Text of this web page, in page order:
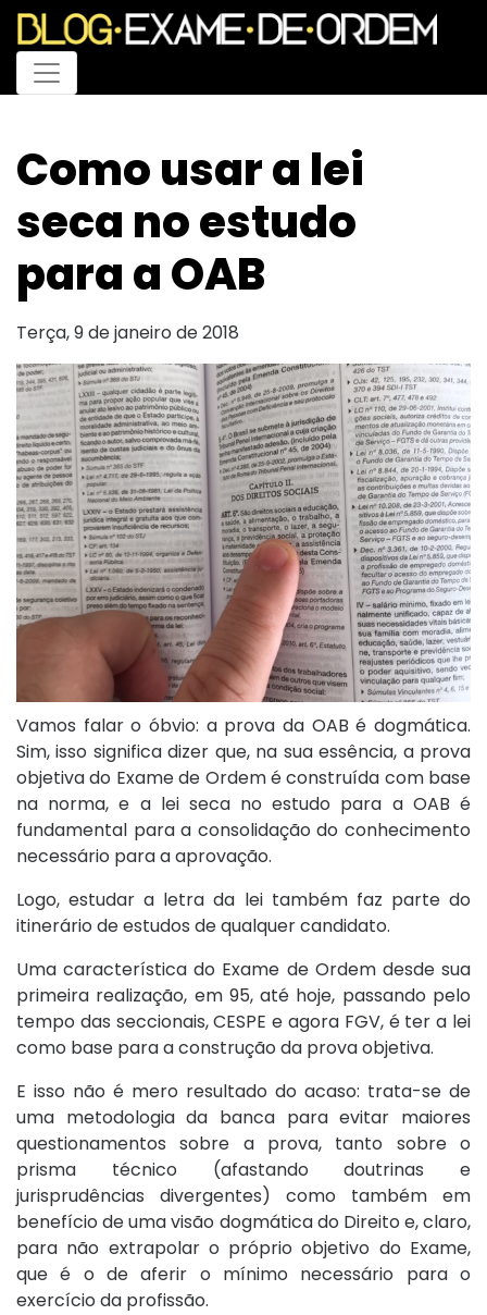
Menu
Como usar a lei
seca no estudo
para a OAB
Terça, 9 de janeiro de 2018
Vamos falar o óbvio: a prova da OAB é dogmática.
Sim, isso significa dizer que, na sua essência, a prova
objetiva do Exame de Ordem é construída com base
na norma, e a lei seca no estudo para a OAB é
fundamental para a consolidação do conhecimento
necessário para a aprovação.
Logo, estudar a letra da lei também faz parte do
itinerário de estudos de qualquer candidato.
Uma característica do Exame de Ordem desde sua
primeira realização, em 95, até hoje, passando pelo
tempo das seccionais, CESPE e agora FGV, é ter a lei
como base para a construção da prova objetiva.
E isso não é mero resultado do acaso: trata-se de
uma metodologia da banca para evitar maiores
questionamentos sobre a prova, tanto sobre o
prisma técnico (afastando doutrinas e
jurisprudências divergentes) como também em
benefício de uma visão dogmática do Direito e, claro,
para não extrapolar o próprio objetivo do Exame,
que é o de aferir o mínimo necessário para o
exercício da profissão.